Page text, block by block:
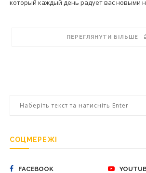
который каждый день радует вас новыми
ПЕРЕГЛЯНУТИ БІЛЬШЕ
СОЦМЕРЕЖІ
FACEBOOK